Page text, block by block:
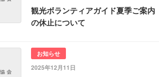
観光ボランティアガイド夏季ご案内
の休止について
お知らせ
2025年12月11日